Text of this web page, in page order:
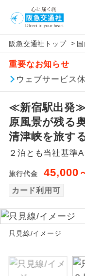
阪急交通社トップ >
重要なお知らせ
ウェブサービス
≪新宿駅出発
原風景が残る
清津峡を旅す
２泊とも当社基準
旅行代金 45,000
カード利用可
只見線/イメージ
アイコン
添乗員同行
現地添乗員同
行
バスガイド乗
務
新コース
絶景
温泉